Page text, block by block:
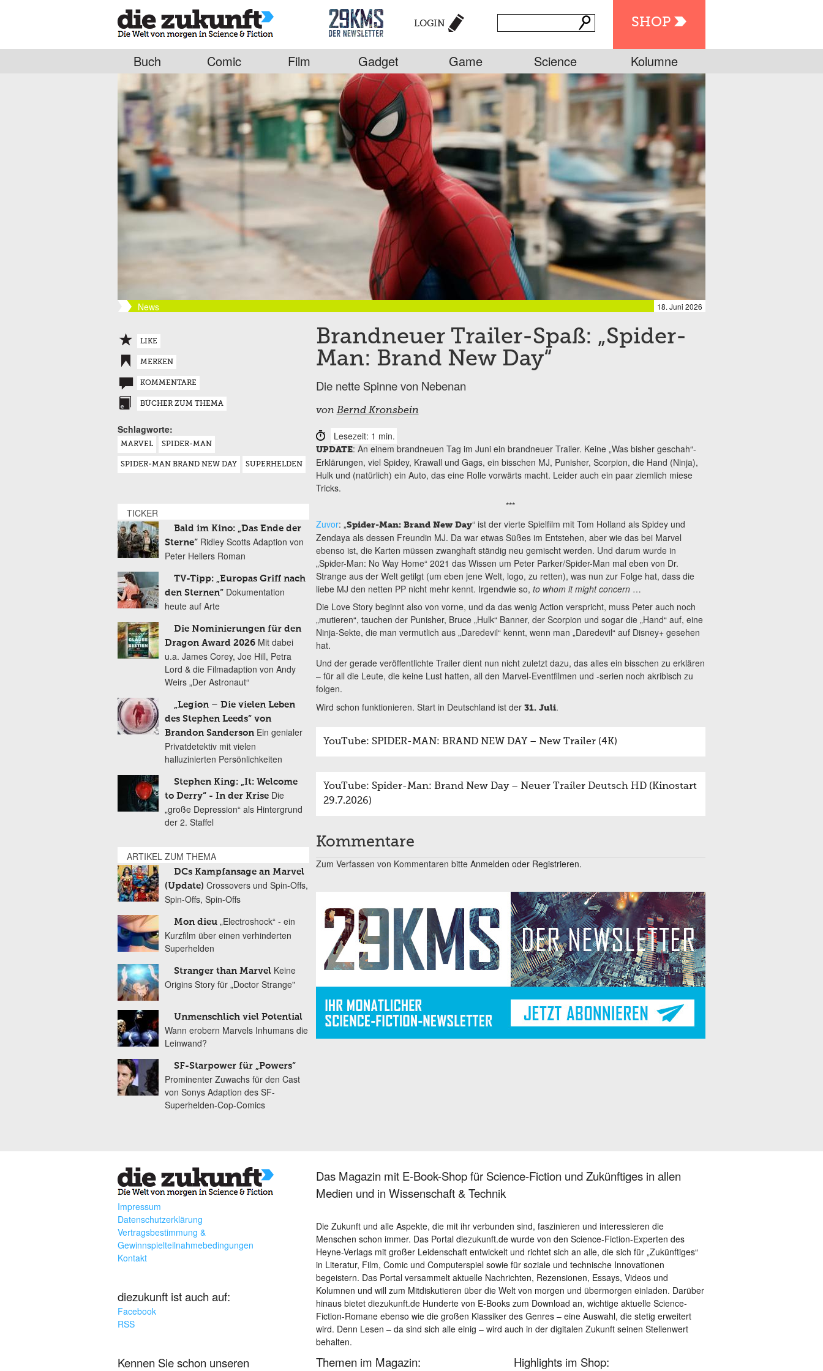
SHOP
LOGIN
Buch Comic Film Gadget Game Science Kolumne
News 18. Juni 2026
Brandneuer Trailer-Spaß: „Spider-
Man: Brand New Day“
Die nette Spinne von Nebenan
von Bernd Kronsbein
Lesezeit: 1 min.
UPDATE: An einem brandneuen Tag im Juni ein brandneuer Trailer. Keine „Was bisher geschah“-
Erklärungen, viel Spidey, Krawall und Gags, ein bisschen MJ, Punisher, Scorpion, die Hand (Ninja),
Hulk und (natürlich) ein Auto, das eine Rolle vorwärts macht. Leider auch ein paar ziemlich miese
Tricks.
***
Zuvor: „Spider-Man: Brand New Day“ ist der vierte Spielfilm mit Tom Holland als Spidey und
Zendaya als dessen Freundin MJ. Da war etwas Süßes im Entstehen, aber wie das bei Marvel
ebenso ist, die Karten müssen zwanghaft ständig neu gemischt werden. Und darum wurde in
„Spider-Man: No Way Home“ 2021 das Wissen um Peter Parker/Spider-Man mal eben von Dr.
Strange aus der Welt getilgt (um eben jene Welt, logo, zu retten), was nun zur Folge hat, dass die
liebe MJ den netten PP nicht mehr kennt. Irgendwie so, to whom it might concern…
Die Love Story beginnt also von vorne, und da das wenig Action verspricht, muss Peter auch noch
„mutieren“, tauchen der Punisher, Bruce „Hulk“ Banner, der Scorpion und sogar die „Hand“ auf, eine
Ninja-Sekte, die man vermutlich aus „Daredevil“ kennt, wenn man „Daredevil“ auf Disney+ gesehen
hat.
Und der gerade veröffentlichte Trailer dient nun nicht zuletzt dazu, das alles ein bisschen zu erklären
– für all die Leute, die keine Lust hatten, all den Marvel-Eventfilmen und -serien noch akribisch zu
folgen.
Wird schon funktionieren. Start in Deutschland ist der 31. Juli.
YouTube: SPIDER-MAN: BRAND NEW DAY – New Trailer (4K)
YouTube: Spider-Man: Brand New Day – Neuer Trailer Deutsch HD (Kinostart
29.7.2026)
Kommentare
Zum Verfassen von Kommentaren bitte Anmelden oder Registrieren.
LIKE
MERKEN
KOMMENTARE
BÜCHER ZUM THEMA
Schlagworte:
MARVEL SPIDER-MAN
SPIDER-MAN BRAND NEW DAY SUPERHELDEN
TICKER
Bald im Kino: „Das Ende der
Sterne“ Ridley Scotts Adaption von
Peter Hellers Roman
TV-Tipp: „Europas Griff nach
den Sternen“ Dokumentation
heute auf Arte
Die Nominierungen für den
Dragon Award 2026 Mit dabei
u.a. James Corey, Joe Hill, Petra
Lord & die Filmadaption von Andy
Weirs „Der Astronaut“
„Legion – Die vielen Leben
des Stephen Leeds“ von
Brandon Sanderson Ein genialer
Privatdetektiv mit vielen
halluzinierten Persönlichkeiten
Stephen King: „It: Welcome
to Derry“ - In der Krise Die
„große Depression“ als Hintergrund
der 2. Staffel
ARTIKEL ZUM THEMA
DCs Kampfansage an Marvel
(Update) Crossovers und Spin-Offs,
Spin-Offs, Spin-Offs
Mon dieu „Electroshock“ - ein
Kurzfilm über einen verhinderten
Superhelden
Stranger than Marvel Keine
Origins Story für „Doctor Strange"
Unmenschlich viel Potential
Wann erobern Marvels Inhumans die
Leinwand?
SF-Starpower für „Powers“
Prominenter Zuwachs für den Cast
von Sonys Adaption des SF-
Superhelden-Cop-Comics
Impressum
Datenschutzerklärung
Vertragsbestimmung &
Gewinnspielteilnahmebedingungen
Kontakt
diezukunft ist auch auf:
Facebook
RSS
Kennen Sie schon unseren
Das Magazin mit E-Book-Shop für Science-Fiction und Zukünftiges in allen
Medien und in Wissenschaft & Technik
Die Zukunft und alle Aspekte, die mit ihr verbunden sind, faszinieren und interessieren die
Menschen schon immer. Das Portal diezukunft.de wurde von den Science-Fiction-Experten des
Heyne-Verlags mit großer Leidenschaft entwickelt und richtet sich an alle, die sich für „Zukünftiges“
in Literatur, Film, Comic und Computerspiel sowie für soziale und technische Innovationen
begeistern. Das Portal versammelt aktuelle Nachrichten, Rezensionen, Essays, Videos und
Kolumnen und will zum Mitdiskutieren über die Welt von morgen und übermorgen einladen. Darüber
hinaus bietet diezukunft.de Hunderte von E-Books zum Download an, wichtige aktuelle Science-
Fiction-Romane ebenso wie die großen Klassiker des Genres – eine Auswahl, die stetig erweitert
wird. Denn Lesen – da sind sich alle einig – wird auch in der digitalen Zukunft seinen Stellenwert
behalten.
Themen im Magazin: Highlights im Shop: